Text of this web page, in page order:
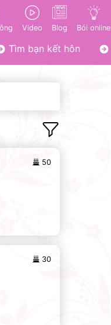
Video Blog Bói online
Tìm bạn kết hôn
50
30